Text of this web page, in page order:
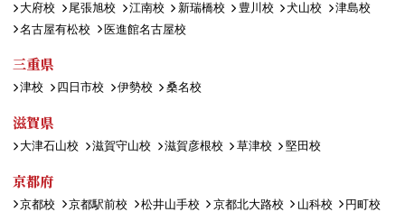
大府校
尾張旭校 江南校 新瑞橋校 豊川校 犬山校
津島校
名古屋有松校
医進館名古屋校
三重県
津校 四日市校 伊勢校 桑名校
滋賀県
大津石山校 滋賀守山校 滋賀彦根校 草津校 堅田校
京都府
京都校 京都駅前校 松井山手校 京都北大路校 山科校
円町校